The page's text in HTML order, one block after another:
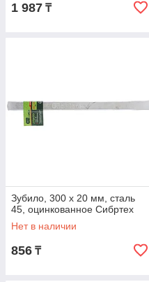
1 987 ₸
Зубило, 300 х 20 мм, сталь
45, оцинкованное Сибртех
Нет в наличии
856 ₸